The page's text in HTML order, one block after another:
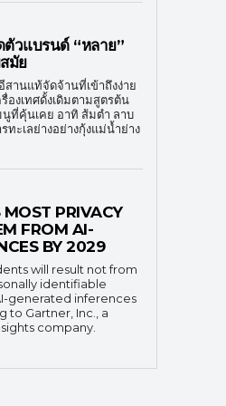
ตัวแบรนด์ “หลาย”
มัย
านแท้จัดจ้านที่เข้าถึงง่าย
องเทศดั้งเดิมตามสูตรต้น
นูที่คุ้นเคย อาทิ ส้มตำ ลาบ
ะเลย่างอย่างกุ้งแม่น้ำย่าง
MOST PRIVACY
FROM AI-
BY 2029
will result not from
identifiable
generated inferences
to Gartner, Inc., a
company.